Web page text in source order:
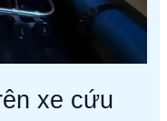
xe cứu